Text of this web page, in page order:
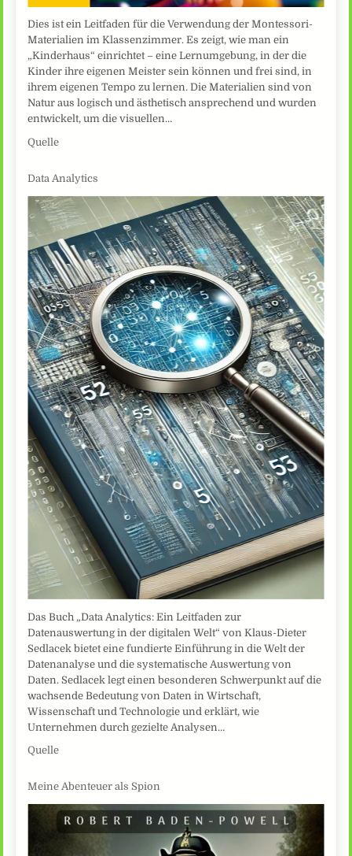
Dies ist ein Leitfaden für die Verwendung der Montessori-
Materialien im Klassenzimmer. Es zeigt, wie man ein
„Kinderhaus“ einrichtet – eine Lernumgebung, in der die
Kinder ihre eigenen Meister sein können und frei sind, in
ihrem eigenen Tempo zu lernen. Die Materialien sind von
Natur aus logisch und ästhetisch ansprechend und wurden
entwickelt, um die visuellen…
Quelle
Data Analytics
Das Buch „Data Analytics: Ein Leitfaden zur
Datenauswertung in der digitalen Welt“ von Klaus-Dieter
Sedlacek bietet eine fundierte Einführung in die Welt der
Datenanalyse und die systematische Auswertung von
Daten. Sedlacek legt einen besonderen Schwerpunkt auf die
wachsende Bedeutung von Daten in Wirtschaft,
Wissenschaft und Technologie und erklärt, wie
Unternehmen durch gezielte Analysen…
Quelle
Meine Abenteuer als Spion